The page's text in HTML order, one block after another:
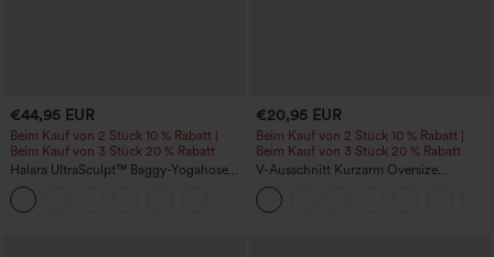
€44,95 EUR
Beim Kauf von 2 Stück 10 % Rabatt |
Beim Kauf von 3 Stück 20 % Rabatt
Halara UltraSculpt™ Baggy-Yogahose
mit hohem Bund, Bauchkontrolle,
Color-Block-Streifen und Taschen
€20,95 EUR
Beim Kauf von 2 Stück 10 % Rabatt |
Beim Kauf von 3 Stück 20 % Rabatt
V-Ausschnitt Kurzarm Oversize
InstantCool schnelltrocknendes Yoga-
Sporttop